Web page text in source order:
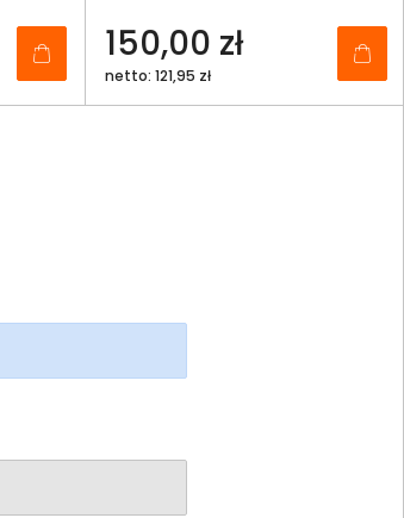
150,00 zł
netto: 121,95 zł